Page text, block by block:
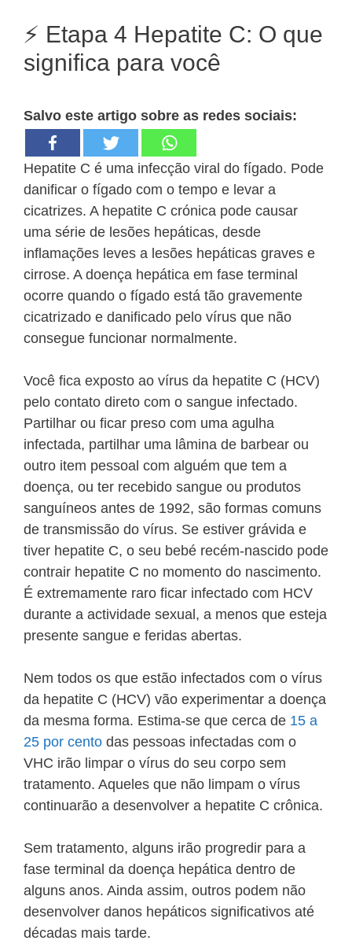
⚡ Etapa 4 Hepatite C: O que
significa para você
Salvo este artigo sobre as redes sociais:
Hepatite C é uma infecção viral do fígado. Pode
danificar o fígado com o tempo e levar a
cicatrizes. A hepatite C crónica pode causar
uma série de lesões hepáticas, desde
inflamações leves a lesões hepáticas graves e
cirrose. A doença hepática em fase terminal
ocorre quando o fígado está tão gravemente
cicatrizado e danificado pelo vírus que não
consegue funcionar normalmente.
Você fica exposto ao vírus da hepatite C (HCV)
pelo contato direto com o sangue infectado.
Partilhar ou ficar preso com uma agulha
infectada, partilhar uma lâmina de barbear ou
outro item pessoal com alguém que tem a
doença, ou ter recebido sangue ou produtos
sanguíneos antes de 1992, são formas comuns
de transmissão do vírus. Se estiver grávida e
tiver hepatite C, o seu bebé recém-nascido pode
contrair hepatite C no momento do nascimento.
É extremamente raro ficar infectado com HCV
durante a actividade sexual, a menos que esteja
presente sangue e feridas abertas.
Nem todos os que estão infectados com o vírus
da hepatite C (HCV) vão experimentar a doença
da mesma forma. Estima-se que cerca de 15 a
25 por cento das pessoas infectadas com o
VHC irão limpar o vírus do seu corpo sem
tratamento. Aqueles que não limpam o vírus
continuarão a desenvolver a hepatite C crônica.
Sem tratamento, alguns irão progredir para a
fase terminal da doença hepática dentro de
alguns anos. Ainda assim, outros podem não
desenvolver danos hepáticos significativos até
décadas mais tarde.